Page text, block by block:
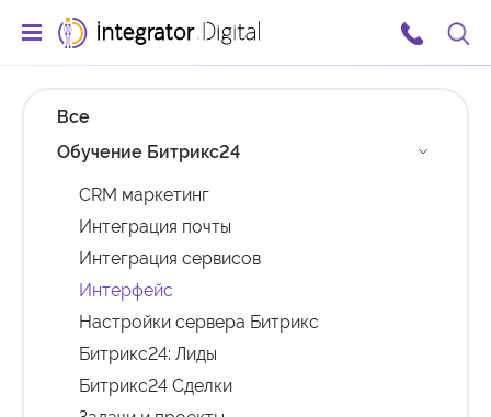
Ссылка на главную страницу
Все
Обучение Битрикс24
CRM маркетинг
Интеграция почты
Интеграция сервисов
Интерфейс
Настройки сервера Битрикс
Битрикс24: Лиды
Битрикс24 Сделки